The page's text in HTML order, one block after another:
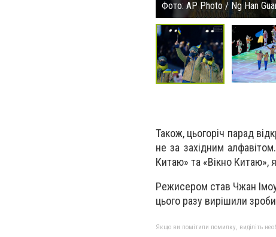
Фото: AP Photo / Ng Han
Також, цьогоріч парад
не за західним
Китаю» та «Вікно Китаю»,
Режисером став Чжан
цього разу вирішили
Якщо ви помітили помилку, виділіть